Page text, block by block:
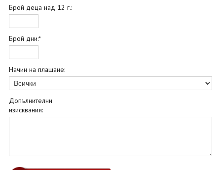
Брой деца над 12 г.:
Брой дни:*
Начин на плащане:
Допълнителни
изисквания: